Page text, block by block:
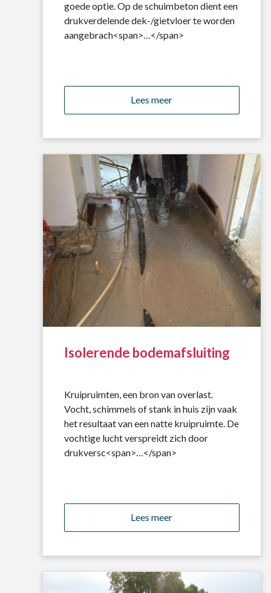
goede optie. Op de schuimbeton dient een
drukverdelende dek-/gietvloer te worden
aangebrach<span>…</span>
Lees meer
Isolerende bodemafsluiting
Kruipruimten, een bron van overlast.
Vocht, schimmels of stank in huis zijn vaak
het resultaat van een natte kruipruimte. De
vochtige lucht verspreidt zich door
drukversc<span>…</span>
Lees meer